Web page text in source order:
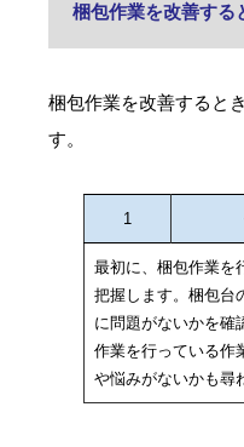
梱包作業を改善する
梱包作業を改善すると
す。
1
最初に、梱包作業を
把握します。梱包台
に問題がないかを確
作業を行っている作
や悩みがないかも尋